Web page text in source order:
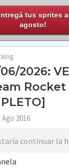
tus sprites
agosto!
2026:
Rocket
Ago 2016
continuar la